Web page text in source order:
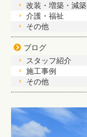
改装・増築・減築
介護・福祉
その他
ブログ
スタッフ紹介
施工事例
その他